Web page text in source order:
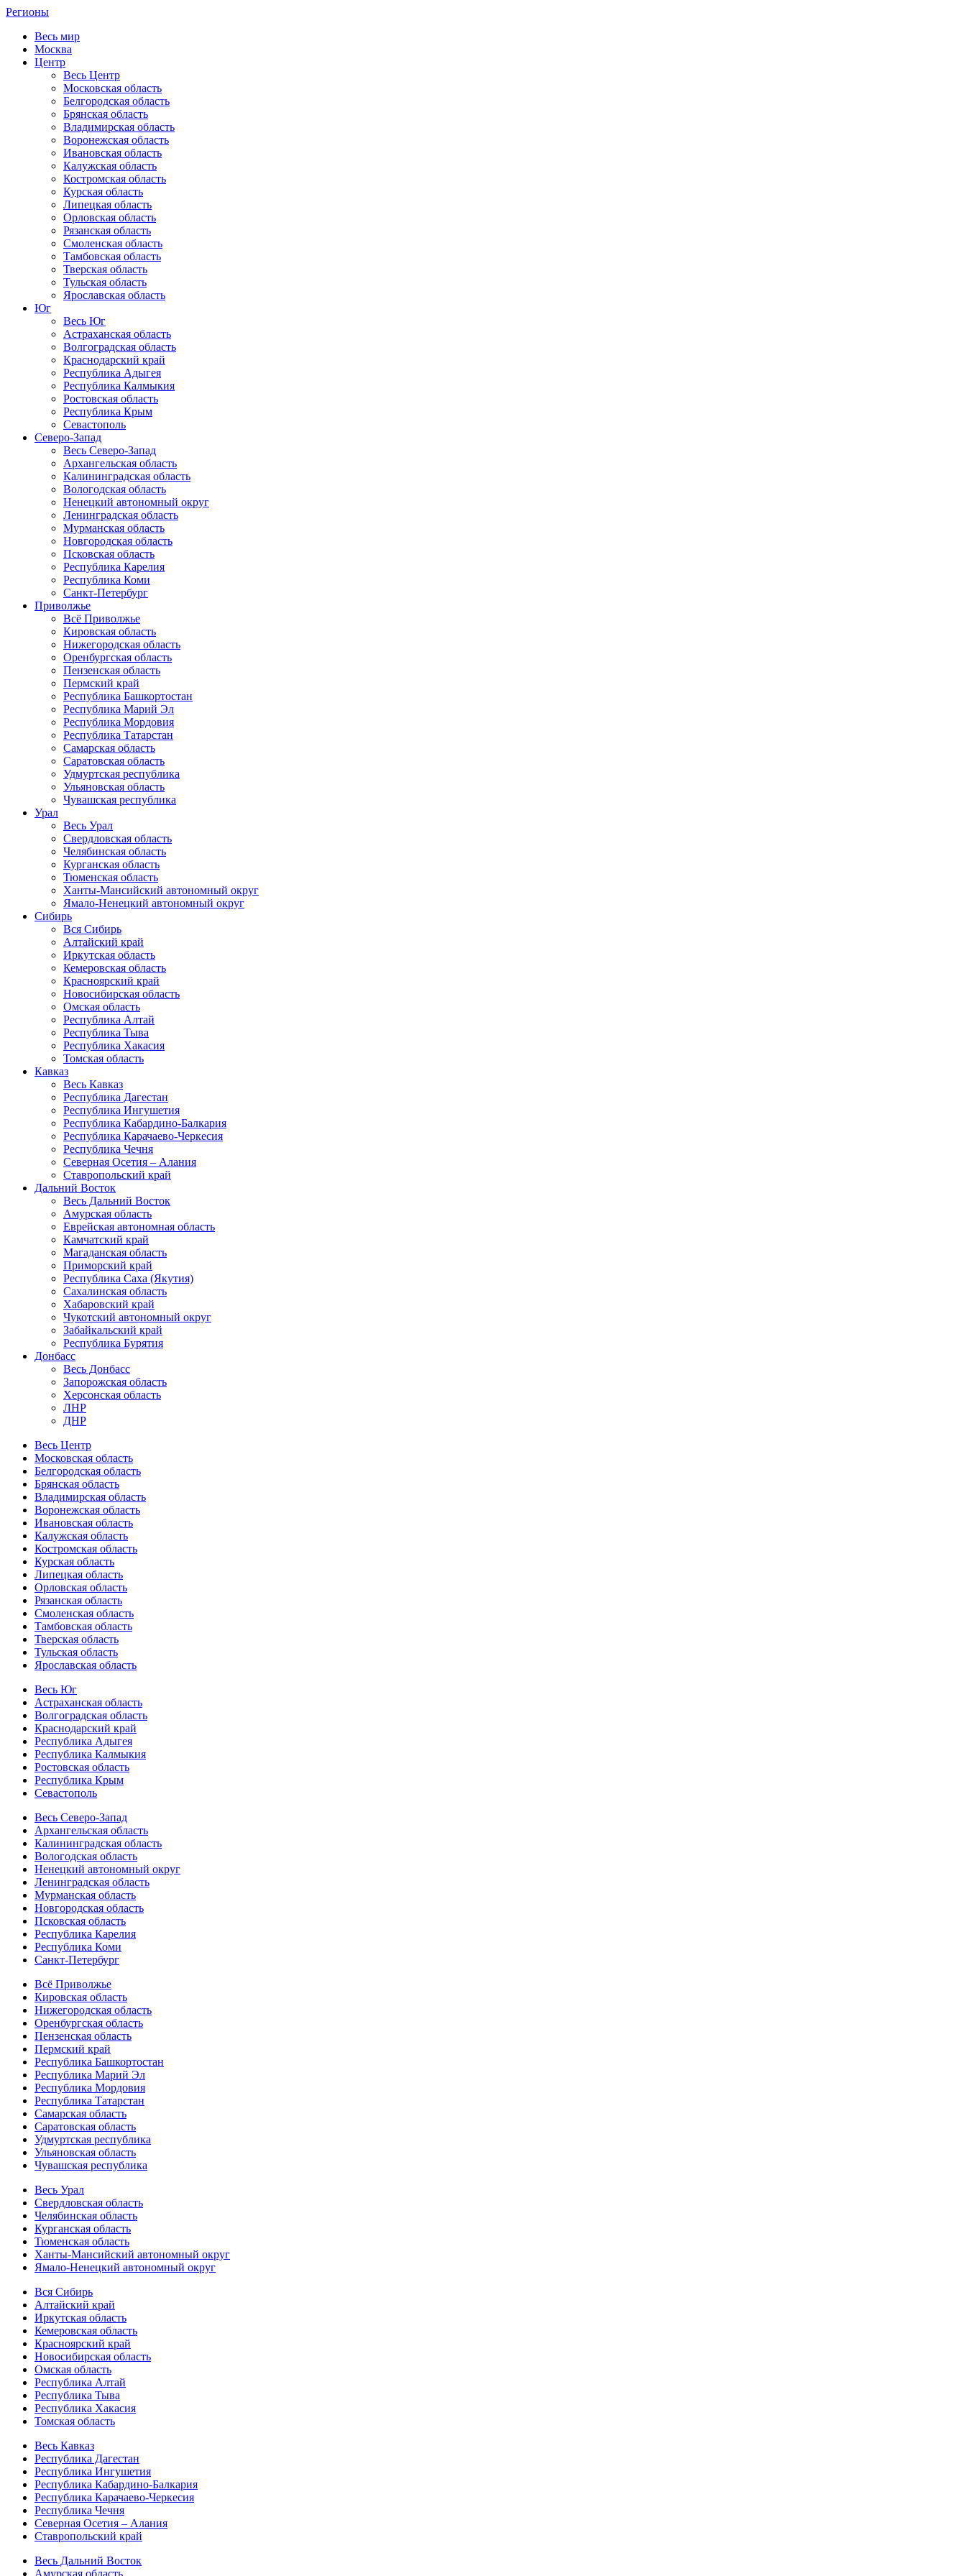
Регионы
Весь мир
Москва
Центр
Весь Центр
Московская область
Белгородская область
Брянская область
Владимирская область
Воронежская область
Ивановская область
Калужская область
Костромская область
Курская область
Липецкая область
Орловская область
Рязанская область
Смоленская область
Тамбовская область
Тверская область
Тульская область
Ярославская область
Юг
Весь Юг
Астраханская область
Волгоградская область
Краснодарский край
Республика Адыгея
Республика Калмыкия
Ростовская область
Республика Крым
Севастополь
Северо-Запад
Весь Северо-Запад
Архангельская область
Калининградская область
Вологодская область
Ненецкий автономный округ
Ленинградская область
Мурманская область
Новгородская область
Псковская область
Республика Карелия
Республика Коми
Санкт-Петербург
Приволжье
Всё Приволжье
Кировская область
Нижегородская область
Оренбургская область
Пензенская область
Пермский край
Республика Башкортостан
Республика Марий Эл
Республика Мордовия
Республика Татарстан
Самарская область
Саратовская область
Удмуртская республика
Ульяновская область
Чувашская республика
Урал
Весь Урал
Свердловская область
Челябинская область
Курганская область
Тюменская область
Ханты-Мансийский автономный округ
Ямало-Ненецкий автономный округ
Сибирь
Вся Сибирь
Алтайский край
Иркутская область
Кемеровская область
Красноярский край
Новосибирская область
Омская область
Республика Алтай
Республика Тыва
Республика Хакасия
Томская область
Кавказ
Весь Кавказ
Республика Дагестан
Республика Ингушетия
Республика Кабардино-Балкария
Республика Карачаево-Черкесия
Республика Чечня
Северная Осетия – Алания
Ставропольский край
Дальний Восток
Весь Дальний Восток
Амурская область
Еврейская автономная область
Камчатский край
Магаданская область
Приморский край
Республика Саха (Якутия)
Сахалинская область
Хабаровский край
Чукотский автономный округ
Забайкальский край
Республика Бурятия
Донбасс
Весь Донбасс
Запорожская область
Херсонская область
ЛНР
ДНР
Весь Центр
Московская область
Белгородская область
Брянская область
Владимирская область
Воронежская область
Ивановская область
Калужская область
Костромская область
Курская область
Липецкая область
Орловская область
Рязанская область
Смоленская область
Тамбовская область
Тверская область
Тульская область
Ярославская область
Весь Юг
Астраханская область
Волгоградская область
Краснодарский край
Республика Адыгея
Республика Калмыкия
Ростовская область
Республика Крым
Севастополь
Весь Северо-Запад
Архангельская область
Калининградская область
Вологодская область
Ненецкий автономный округ
Ленинградская область
Мурманская область
Новгородская область
Псковская область
Республика Карелия
Республика Коми
Санкт-Петербург
Всё Приволжье
Кировская область
Нижегородская область
Оренбургская область
Пензенская область
Пермский край
Республика Башкортостан
Республика Марий Эл
Республика Мордовия
Республика Татарстан
Самарская область
Саратовская область
Удмуртская республика
Ульяновская область
Чувашская республика
Весь Урал
Свердловская область
Челябинская область
Курганская область
Тюменская область
Ханты-Мансийский автономный округ
Ямало-Ненецкий автономный округ
Вся Сибирь
Алтайский край
Иркутская область
Кемеровская область
Красноярский край
Новосибирская область
Омская область
Республика Алтай
Республика Тыва
Республика Хакасия
Томская область
Весь Кавказ
Республика Дагестан
Республика Ингушетия
Республика Кабардино-Балкария
Республика Карачаево-Черкесия
Республика Чечня
Северная Осетия – Алания
Ставропольский край
Весь Дальний Восток
Амурская область